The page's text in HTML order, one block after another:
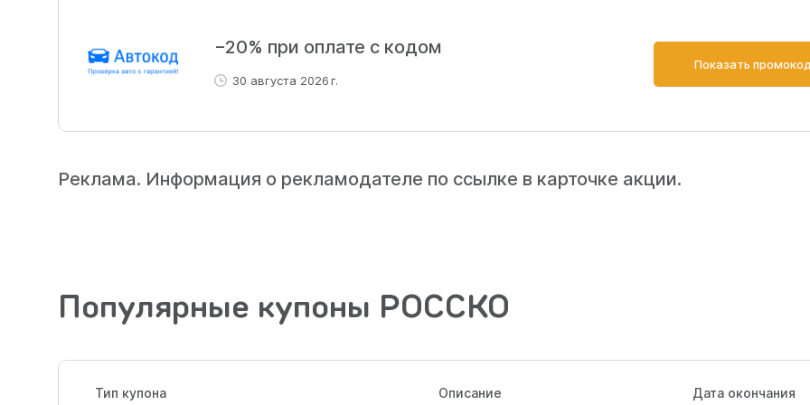
−20% при оплате с кодом
30 августа 2026 г.
Показать промокод
Реклама. Информация о рекламодателе по ссылке в карточке акции.
Популярные купоны РОССКО
Тип купона Описание Дата окончания